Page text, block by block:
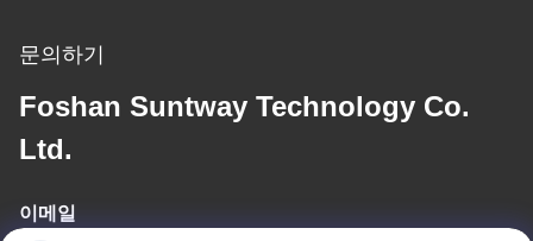
문의하기
Foshan Suntway Technology Co.
Ltd.
이메일